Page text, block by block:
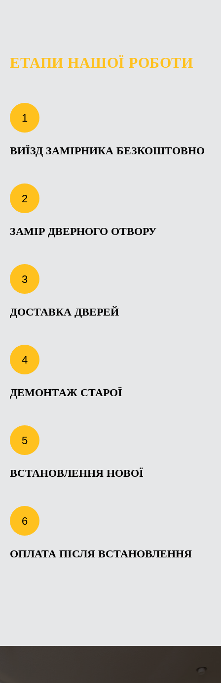
ЕТАПИ НАШОЇ РОБОТИ
ВИЇЗД ЗАМІРНИКА БЕЗКОШТОВНО
ЗАМІР ДВЕРНОГО ОТВОРУ
ДОСТАВКА ДВЕРЕЙ
ДЕМОНТАЖ СТАРОЇ
ВСТАНОВЛЕННЯ НОВОЇ
ОПЛАТА ПІСЛЯ ВСТАНОВЛЕННЯ